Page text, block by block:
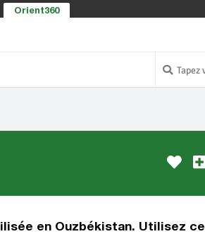
Orient360
en Ouzbékistan. Utilisez ce